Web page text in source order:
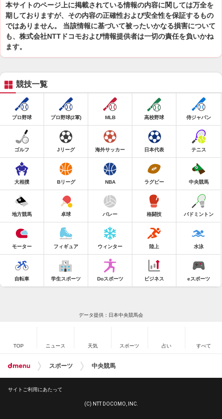
本サイトのページ上に掲載されている情報の内容に関しては万全を
期しておりますが、その内容の正確性および安全性を保証するもの
ではありません。 当該情報に基づいて被ったいかなる損害について
も、株式会社NTTドコモおよび情報提供者は一切の責任を負いかね
ます。
競技一覧
プロ野球 プロ野球(2軍) MLB 高校野球 侍ジャパン
ゴルフ Jリーグ 海外サッカー 日本代表 テニス
大相撲 Bリーグ NBA ラグビー 中央競馬
地方競馬 卓球 バレー 格闘技 バドミントン
モーター フィギュア ウィンター 陸上 水泳
自転車 学生スポーツ Doスポーツ ビジネス eスポーツ
データ提供：日本中央競馬会
TOP ニュース 天気 スポーツ 占い すべて
スポーツ 中央競馬
サイトご利用にあたって
(C) NTT DOCOMO, INC.